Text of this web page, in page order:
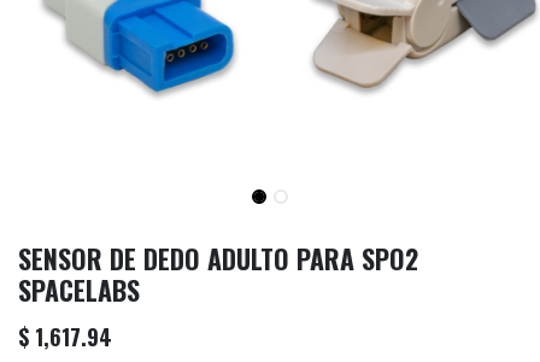
SENSOR DE DEDO ADULTO PARA SPO2
SPACELABS
$ 1,617.94